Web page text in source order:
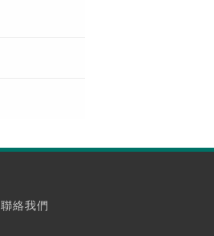
聯絡我們